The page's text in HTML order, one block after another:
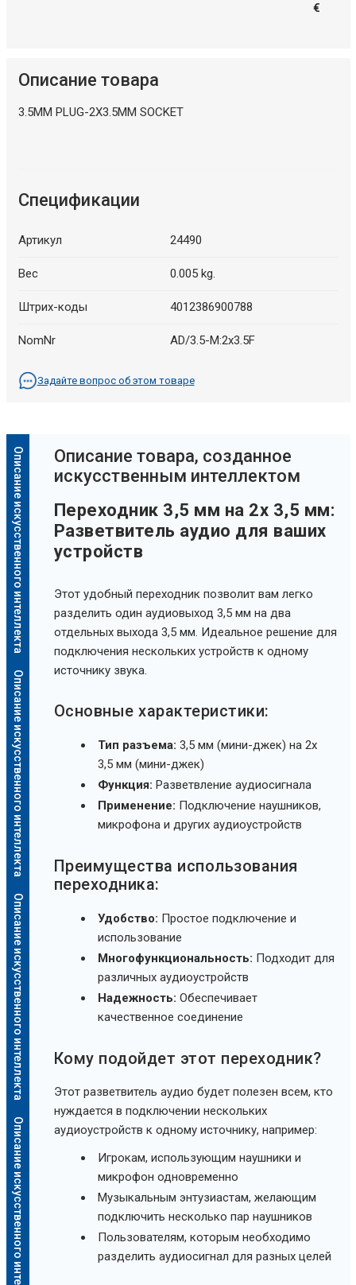
€
Описание товара
3.5MM PLUG-2X3.5MM SOCKET
Спецификации
Артикул 24490
Вес 0.005 kg.
Штрих-коды 4012386900788
NomNr AD/3.5-M:2x3.5F
Задайте вопрос об этом товаре
Описание искусственного интеллекта
Описание искусственного интеллекта
Описание искусственного интеллекта
Описание искусственного интеллекта
Oписание товара, созданное
искусственным интеллектом
Переходник 3,5 мм на 2x 3,5 мм:
Разветвитель аудио для ваших
устройств
Этот удобный переходник позволит вам легко
разделить один аудиовыход 3,5 мм на два
отдельных выхода 3,5 мм. Идеальное решение для
подключения нескольких устройств к одному
источнику звука.
Основные характеристики:
Тип разъема: 3,5 мм (мини-джек) на 2x
3,5 мм (мини-джек)
Функция: Разветвление аудиосигнала
Применение: Подключение наушников,
микрофона и других аудиоустройств
Преимущества использования
переходника:
Удобство: Простое подключение и
использование
Многофункциональность: Подходит для
различных аудиоустройств
Надежность: Обеспечивает
качественное соединение
Кому подойдет этот переходник?
Этот разветвитель аудио будет полезен всем, кто
нуждается в подключении нескольких
аудиоустройств к одному источнику, например:
Игрокам, использующим наушники и
микрофон одновременно
Музыкальным энтузиастам, желающим
подключить несколько пар наушников
Пользователям, которым необходимо
разделить аудиосигнал для разных целей